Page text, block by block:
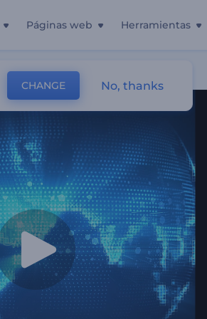
Páginas web Herramientas
CHANGE No, thanks